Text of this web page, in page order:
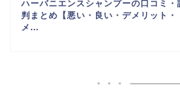
ハーバニエンスシャンプーの口コミ・
判まとめ【悪い・良い・デメリット・
メ...